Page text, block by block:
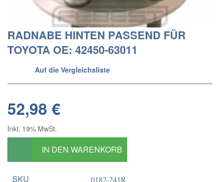
RADNABE HINTEN PASSEND FÜR
TOYOTA OE: 42450-63011
Auf die Vergleichsliste
52,98 €
Inkl. 19% MwSt.
IN DEN WARENKORB
SKU 0182-241R